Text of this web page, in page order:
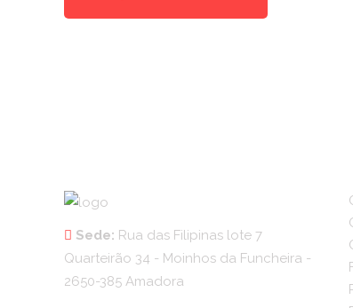
Sede: Rua das Filipinas lote 7
Quarteirão 34 - Moinhos da Funcheira -
2650-385 Amadora